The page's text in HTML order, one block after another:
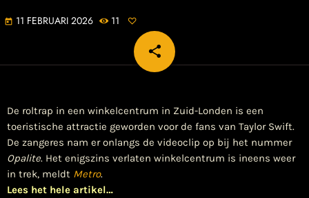
today 11 FEBRUARI 2026 11
share
email
De roltrap in een winkelcentrum in Zuid-Londen is een
toeristische attractie geworden voor de fans van Taylor Swift.
De zangeres nam er onlangs de videoclip op bij het nummer
Opalite. Het enigszins verlaten winkelcentrum is ineens weer
in trek, meldt Metro.
Lees het hele artikel…